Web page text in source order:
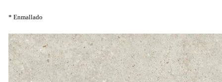
* Enmallado